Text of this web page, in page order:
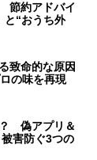
節約アドバイ
と“おうち外
致命的な原因
の味を再現
？ 偽アプリ＆
害防ぐ3つの